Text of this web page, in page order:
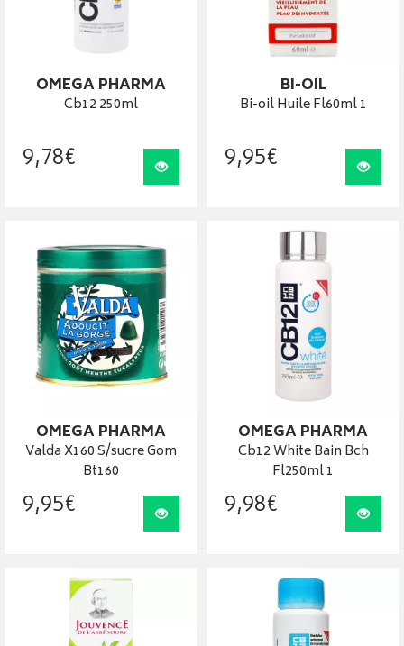
OMEGA PHARMA
Cb12 250ml
9,78€ Visualiser
BI-OIL
Bi-oil Huile Fl60ml 1
9,95€
OMEGA PHARMA
Valda X160 S/sucre Gom
Bt160
9,95€ Visualiser
OMEGA PHARMA
Cb12 White Bain Bch
Fl250ml 1
9,98€